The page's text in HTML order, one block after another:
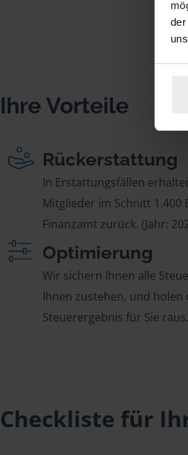
Ihre Vorteile
Rückerstattung
In Erstattungsfällen
Mitglieder im Schnitt 1.400
Finanzamt zurück. (Jahr:
Optimierung
Wir sichern Ihnen alle
Ihnen zustehen, und holen
Steuerergebnis für Sie raus.
Checkliste für